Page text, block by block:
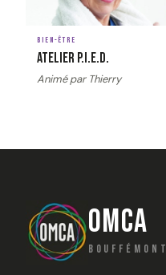
BIEN-ÊTRE
Atelier P.I.E.D.
Animé par Thierry
OMCA
BOUFFÉMONT